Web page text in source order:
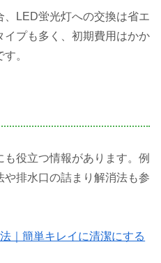
LED蛍光灯への交換は省エ
プも多く、初期費用はかか
。
役立つ情報があります。例
や排水口の詰まり解消法も参
｜簡単キレイに清潔にする